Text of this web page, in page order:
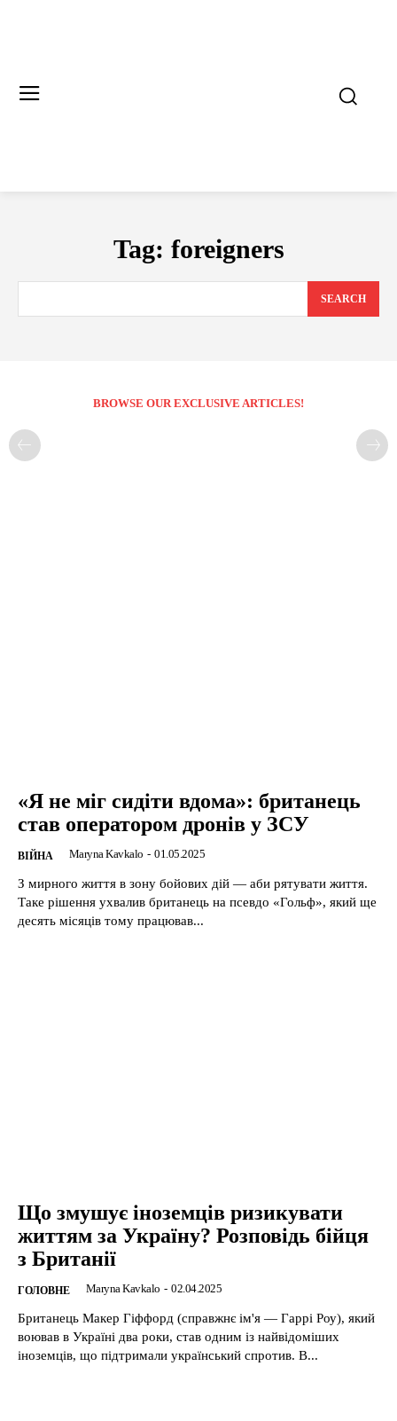
Tag: foreigners
SEARCH
BROWSE OUR EXCLUSIVE ARTICLES!
«Я не міг сидіти вдома»: британець
став оператором дронів у ЗСУ
ВІЙНА Maryna Kavkalo - 01.05.2025
З мирного життя в зону бойових дій — аби рятувати життя.
Таке рішення ухвалив британець на псевдо «Гольф», який ще
десять місяців тому працював...
Що змушує іноземців ризикувати
життям за Україну? Розповідь бійця
з Британії
ГОЛОВНЕ Maryna Kavkalo - 02.04.2025
Британець Макер Гіффорд (справжнє ім'я — Гаррі Роу), який
воював в Україні два роки, став одним із найвідоміших
іноземців, що підтримали український спротив. В...